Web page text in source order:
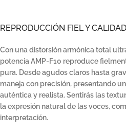
REPRODUCCIÓN FIEL Y
Con una distorsión armónica total
potencia AMP-F10 reproduce
pura. Desde agudos claros hasta
maneja con precisión, presentando
auténtica y realista. Sentirás las
la expresión natural de las voces,
interpretación.